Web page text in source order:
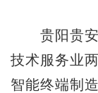
贵阳贵安
技术服务业
智能终端制